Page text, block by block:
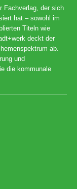
Fachverlag, der sich
hat – sowohl im
Titeln wie
deckt der
ab.
und
die kommunale